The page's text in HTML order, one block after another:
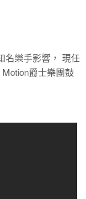
名樂手影響， 現任
爵士樂團鼓